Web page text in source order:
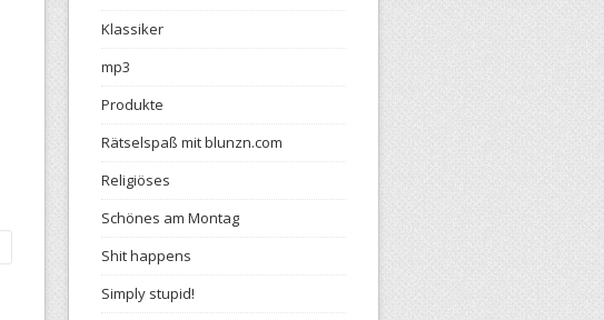
Klassiker
mp3
Produkte
Rätselspaß mit blunzn.com
Religiöses
Schönes am Montag
Shit happens
Simply stupid!